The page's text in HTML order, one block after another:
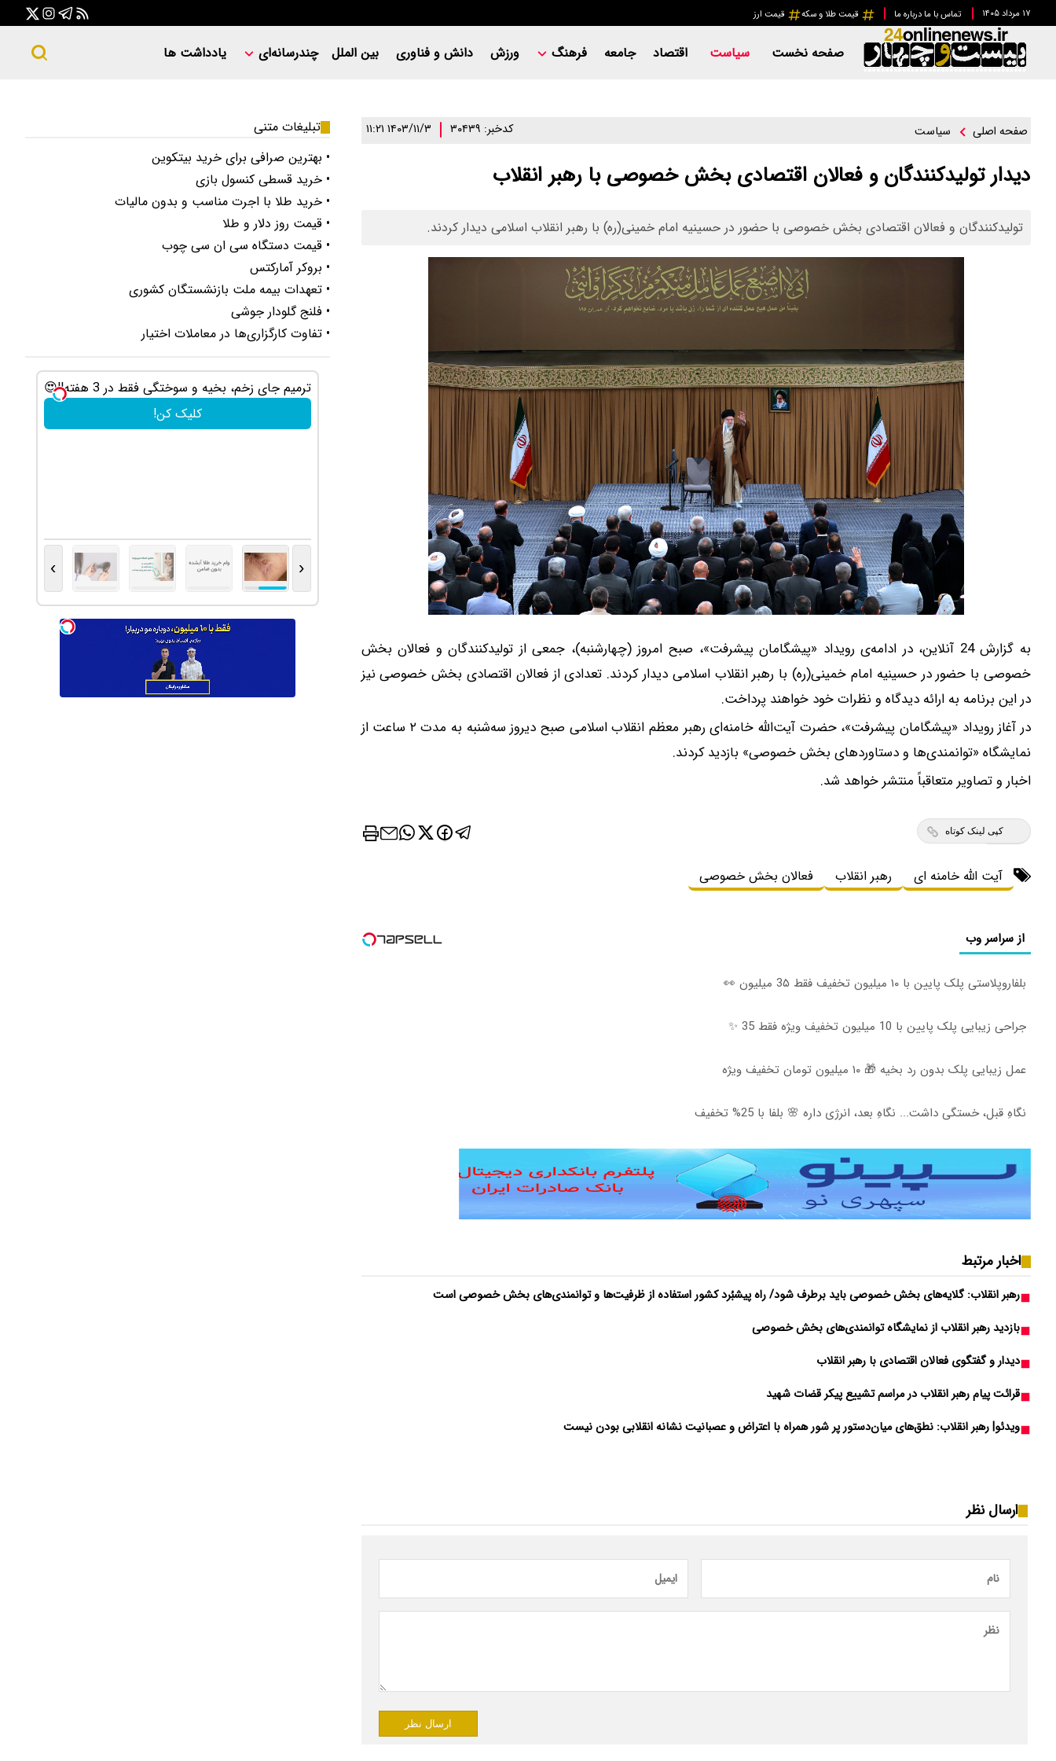
۱۷ مرداد ۱۴۰۵ تماس با ما درباره ما قیمت طلا و سکه قیمت ارز
صفحه نخست سیاست اقتصاد جامعه فرهنگ ورزش دانش و فناوری بین الملل چندرسانه‌ای یادداشت ها
صفحه اصلی سیاست کدخبر: ۳۰۴۳۹ ۱۴۰۳/۱۱/۳ ۱۱:۲۱
دیدار تولیدکنندگان و فعالان اقتصادی بخش خصوصی با رهبر انقلاب
تولیدکنندگان و فعالان اقتصادی بخش خصوصی با حضور در حسینیه امام خمینی(ره) با رهبر انقلاب اسلامی دیدار کردند.
به گزارش 24 آنلاین، در ادامه‌ی رویداد «پیشگامان پیشرفت»، صبح امروز (چهارشنبه)، جمعی از تولیدکنندگان و فعالان بخش
خصوصی با حضور در حسینیه امام خمینی(ره) با رهبر انقلاب اسلامی دیدار کردند. تعدادی از فعالان اقتصادی بخش خصوصی نیز
در این برنامه به ارائه دیدگاه و نظرات خود خواهند پرداخت.
در آغاز رویداد «پیشگامان پیشرفت»، حضرت آیت‌الله خامنه‌ای رهبر معظم انقلاب اسلامی صبح دیروز سه‌شنبه به مدت ۲ ساعت از
نمایشگاه «توانمندی‌ها و دستاوردهای بخش خصوصی» بازدید کردند.
اخبار و تصاویر متعاقباً منتشر خواهد شد.
کپی لینک کوتاه
آیت الله خامنه ای رهبر انقلاب فعالان بخش خصوصی
از سراسر وب
بلفاروپلاستی پلک پایین با ۱۰ میلیون تخفیف فقط 3۵ میلیون 👀
جراحی زیبایی پلک پایین با 10 میلیون تخفیف ویژه فقط 35 ✨
عمل زیبایی پلک بدون رد بخیه 🎁 ۱۰ میلیون تومان تخفیف ویژه
نگاهِ قبل، خستگی داشت... نگاهِ بعد، انرژی داره 🌸 بلفا با 25% تخفیف
اخبار مرتبط
رهبر انقلاب: گلایه‌های بخش خصوصی باید برطرف شود/ راه پیشبُرد کشور استفاده از ظرفیت‌ها و توانمندی‌های بخش خصوصی است
بازدید رهبر انقلاب از نمایشگاه توانمندی‌های بخش خصوصی
دیدار و گفتگوی فعالان اقتصادی با رهبر انقلاب
قرائت پیام رهبر انقلاب در مراسم تشییع پیکر قضات شهید
ویدئو| رهبر انقلاب: نطق‌های میان‌دستور پر شور همراه با اعتراض و عصبانیت نشانه انقلابی بودن نیست
ارسال نظر
ارسال نظر
تبلیغات متنی
• بهترین صرافی برای خرید بیتکوین
• خرید قسطی کنسول بازی
• خرید طلا با اجرت مناسب و بدون مالیات
• قیمت روز دلار و طلا
• قیمت دستگاه سی ان سی چوب
• بروکر آمارکتس
• تعهدات بیمه ملت بازنشستگان کشوری
• فلنج گلودار جوشی
• تفاوت کارگزاری‌ها در معاملات اختیار
ترمیم جای زخم، بخیه و سوختگی فقط در 3 هفته!!😍
کلیک کن!
‹
›